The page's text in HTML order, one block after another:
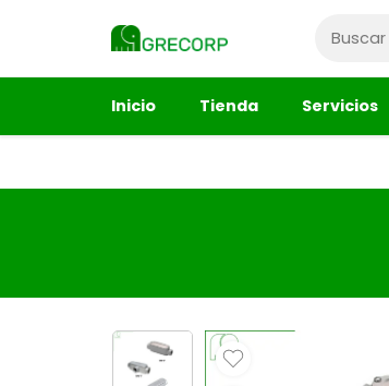
Inicio Tienda Servicios